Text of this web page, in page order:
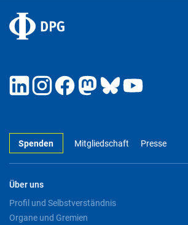
Spenden Mitgliedschaft Presse
Über uns
Profil und Selbstverständnis
Organe und Gremien